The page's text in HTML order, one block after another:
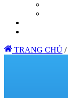
TRANG CHỦ /